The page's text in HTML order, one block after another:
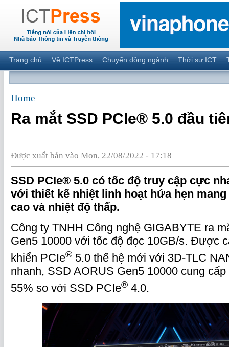
Trang chủ Về ICTPress Chuyển động ngành Thời sự ICT
Home
Ra mắt SSD PCIe® 5.0 đầu
Được xuất bản vào Mon, 22/08/2022 - 17:18
SSD PCIe® 5.0 có tốc độ truy cập cực
với thiết kế nhiệt linh hoạt hứa hẹn
cao và nhiệt độ thấp.
Công ty TNHH Công nghệ GIGABYTE ra
Gen5 10000 với tốc độ đọc 10GB/s. Được
khiển PCIe® 5.0 thế hệ mới với 3D-TLC
nhanh, SSD AORUS Gen5 10000 cung
55% so với SSD PCIe® 4.0.